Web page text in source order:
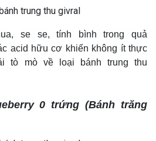
se se, tính bình trong quả
acid hữu cơ khiến không ít thực
tò mò về loại bánh trung thu
0 trứng (Bánh trăng